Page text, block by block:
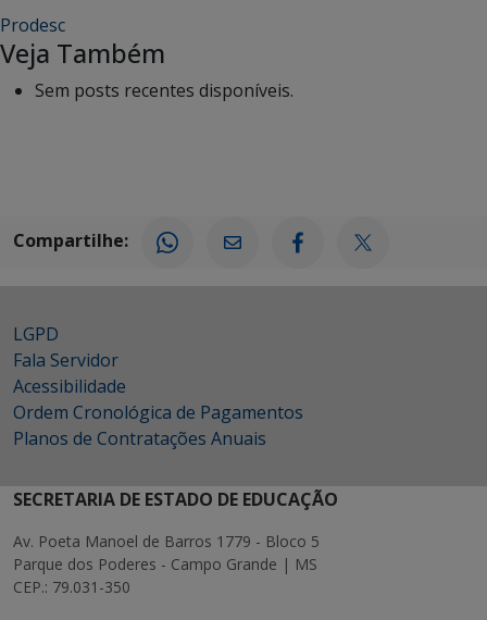
Prodesc
Veja Também
Sem posts recentes disponíveis.
Compartilhe:
LGPD
Fala Servidor
Acessibilidade
Ordem Cronológica de Pagamentos
Planos de Contratações Anuais
SECRETARIA DE ESTADO DE EDUCAÇÃO
Av. Poeta Manoel de Barros 1779 - Bloco 5
Parque dos Poderes - Campo Grande | MS
CEP.: 79.031-350